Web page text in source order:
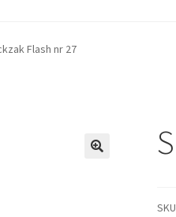
Flash nr 27